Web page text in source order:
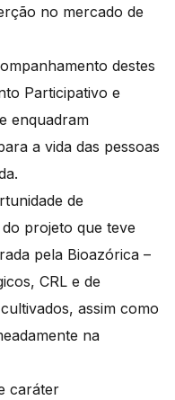
no mercado de
destes
Participativo e
enquadram
a vida das pessoas
de
projeto que teve
pela Bioazórica –
CRL e de
assim como
na
caráter